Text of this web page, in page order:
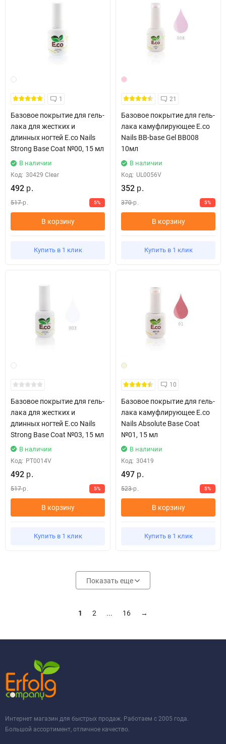
1
Базовое покрытие для гель-
лака для жестких и
длинных ногтей E.co Nails
Strong Base Coat №00, 15 мл
В наличии
Код: 30429 Clear
492 р.
517 р. 5%
В корзину
Купить в 1 клик
21
Базовое покрытие для гель-
лака камуфлирующее E.co
Nails BB-base Gel BB008
10мл
В наличии
Код: UL0056V
352 р.
370 р. 5%
В корзину
Купить в 1 клик
Базовое покрытие для гель-
лака для жестких и
длинных ногтей E.co Nails
Strong Base Coat №03, 15 мл
В наличии
Код: PT0014V
492 р.
517 р. 5%
В корзину
Купить в 1 клик
10
Базовое покрытие для гель-
лака камуфлирующее E.co
Nails Absolute Base Coat
№01, 15 мл
В наличии
Код: 30419
497 р.
523 р. 5%
В корзину
Купить в 1 клик
Показать еще
1 2 ... 16 →
Интернет магазин для быстрых продаж. Работаем с 2005 года.
Большой ассортимент, отличное качество.